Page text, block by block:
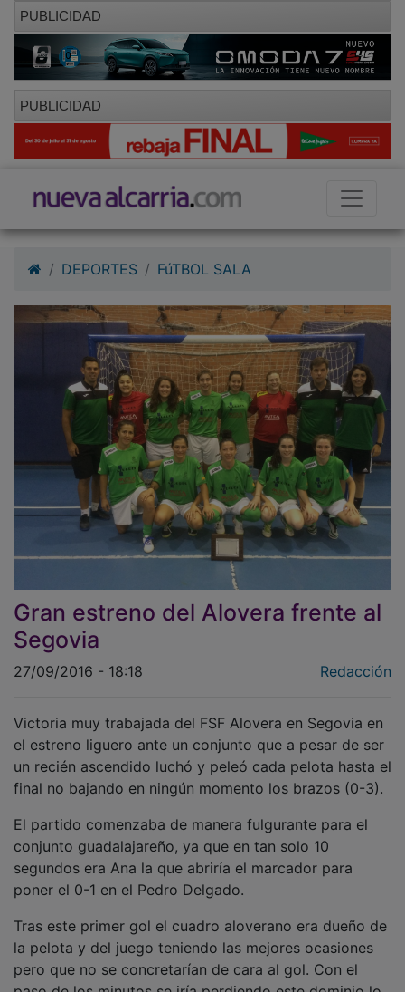
PUBLICIDAD
PUBLICIDAD
Gran estreno del Alovera frente al
Segovia
27/09/2016 - 18:18
el estreno liguero ante un conjunto que a pesar de ser
un recién ascendido luchó y peleó cada pelota hasta el
final no bajando en ningún momento los brazos (0-3).
conjunto guadalajareño, ya que en tan solo 10
segundos era Ana la que abriría el marcador para
poner el 0-1 en el Pedro Delgado.
la pelota y del juego teniendo las mejores ocasiones
pero que no se concretarían de cara al gol. Con el
paso de los minutos se iría perdiendo este dominio lo